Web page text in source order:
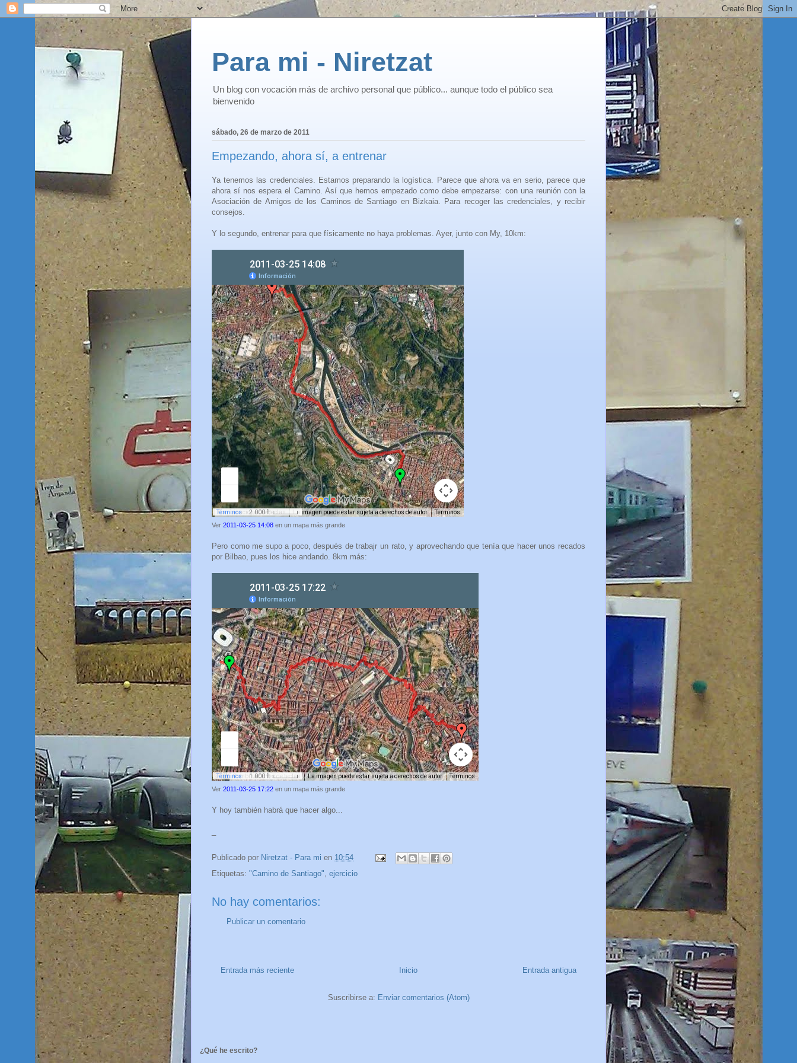
Para mi - Niretzat
Un blog con vocación más de archivo personal que público... aunque todo el público sea
bienvenido
sábado, 26 de marzo de 2011
Empezando, ahora sí, a entrenar
Ya tenemos las credenciales. Estamos preparando la logística. Parece que ahora va en serio, parece que
ahora sí nos espera el Camino. Así que hemos empezado como debe empezarse: con una reunión con la
Asociación de Amigos de los Caminos de Santiago en Bizkaia. Para recoger las credenciales, y recibir
consejos.
Y lo segundo, entrenar para que físicamente no haya problemas. Ayer, junto con My, 10km:
Ver 2011-03-25 14:08 en un mapa más grande
Pero como me supo a poco, después de trabajr un rato, y aprovechando que tenía que hacer unos recados
por Bilbao, pues los hice andando. 8km más:
Ver 2011-03-25 17:22 en un mapa más grande
Y hoy también habrá que hacer algo...
Publicado por Niretzat - Para mi en 10:54
Etiquetas: "Camino de Santiago" ejercicio
No hay comentarios:
Publicar un comentario
Entrada más reciente Entrada antigua
Inicio
Suscribirse a: Enviar comentarios (Atom)
¿Qué he escrito?